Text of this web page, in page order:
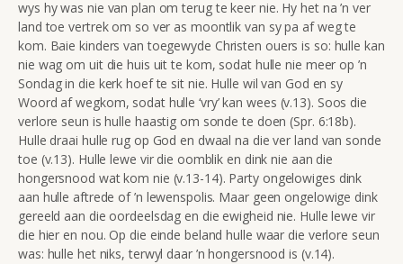
wys hy was nie van plan om terug te keer nie. Hy het na ’n ver
land toe vertrek om so ver as moontlik van sy pa af weg te
kom. Baie kinders van toegewyde Christen ouers is so: hulle kan
nie wag om uit die huis uit te kom, sodat hulle nie meer op ’n
Sondag in die kerk hoef te sit nie. Hulle wil van God en sy
Woord af wegkom, sodat hulle ‘vry’ kan wees (v.13). Soos die
verlore seun is hulle haastig om sonde te doen (Spr. 6:18b).
Hulle draai hulle rug op God en dwaal na die ver land van sonde
toe (v.13). Hulle lewe vir die oomblik en dink nie aan die
hongersnood wat kom nie (v.13-14). Party ongelowiges dink
aan hulle aftrede of ’n lewenspolis. Maar geen ongelowige dink
gereeld aan die oordeelsdag en die ewigheid nie. Hulle lewe vir
die hier en nou. Op die einde beland hulle waar die verlore seun
was: hulle het niks, terwyl daar ’n hongersnood is (v.14).